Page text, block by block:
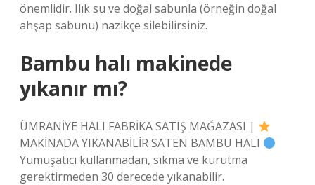
önemlidir. Ilık su ve doğal sabunla (örneğin doğal
ahşap sabunu) nazikçe silebilirsiniz.
Bambu halı makinede
yıkanır mı?
ÜMRANİYE HALI FABRİKA SATIŞ MAĞAZASI |
MAKİNADA YIKANABİLİR SATEN BAMBU HALI
Yumuşatıcı kullanmadan, sıkma ve kurutma
gerektirmeden 30 derecede yıkanabilir.